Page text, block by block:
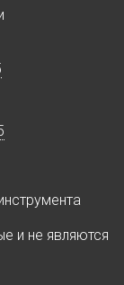
и не являются